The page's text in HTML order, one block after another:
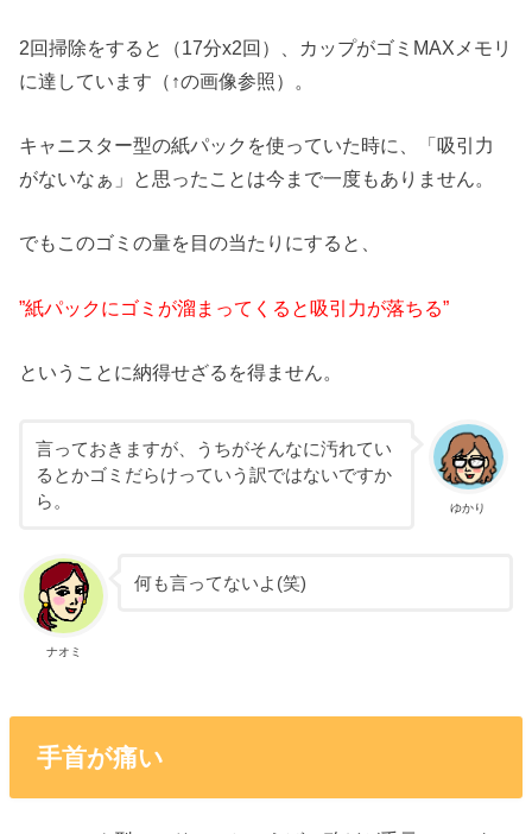
2回掃除をすると（17分x2回）、カップがゴミMAXメモリ
に達しています（↑の画像参照）。
キャニスター型の紙パックを使っていた時に、「吸引力
がないなぁ」と思ったことは今まで一度もありません。
でもこのゴミの量を目の当たりにすると、
”紙パックにゴミが溜まってくると吸引力が落ちる”
ということに納得せざるを得ません。
ゆかり
言っておきますが、うちがそんなに汚れてい
るとかゴミだらけっていう訳ではないですか
ら。
ナオミ
何も言ってないよ(笑)
手首が痛い